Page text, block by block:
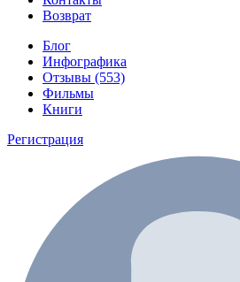
Возврат
Блог
Инфографика
Отзывы (553)
Фильмы
Книги
Регистрация